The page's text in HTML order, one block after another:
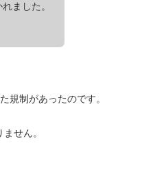
ました。
規制があったのです。
せん。